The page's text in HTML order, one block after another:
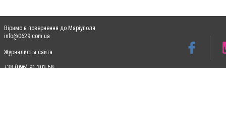
Віримо в повернення до Маріуполя
info@0629.com.ua
Журналисты сайта
+38 (096) 91 303 68